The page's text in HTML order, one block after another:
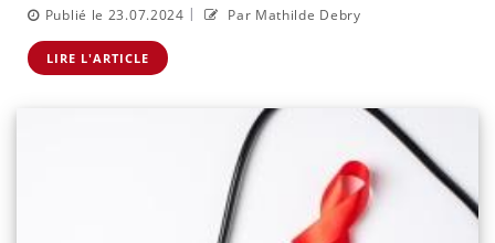
Publié le 23.07.2024 | Par Mathilde Debry
LIRE L'ARTICLE